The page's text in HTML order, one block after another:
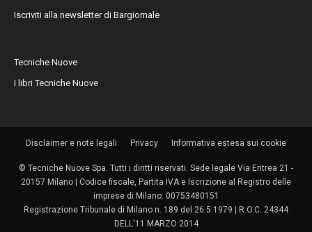
Iscriviti alla newsletter di Bargiornale
Tecniche Nuove
I libri Tecniche Nuove
Disclaimer e note legali Privacy Informativa estesa sui cookie
© Tecniche Nuove Spa. Tutti i diritti riservati. Sede legale Via Eritrea 21 -
20157 Milano | Codice fiscale, Partita IVA e Iscrizione al Registro delle
imprese di Milano: 00753480151
Registrazione Tribunale di Milano n. 189 del 26.5.1979 | R.O.C. 24344
DELL'11 MARZO 2014